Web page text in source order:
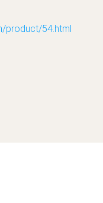
product/54.html